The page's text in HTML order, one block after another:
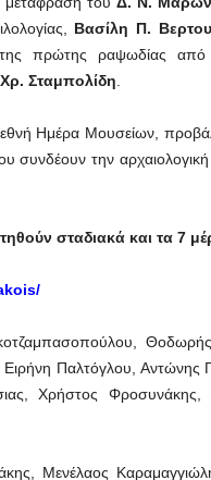
Βασίλη Π.
πρώτης ραψωδίας από
Σταμπολίδη
Ημέρα Μουσείων,
την αρχαιολογική
σταδιακά και τα 7
Παλτόγλου, Αντώνης
Χρήστος Φροσυνάκης,
Μενέλαος